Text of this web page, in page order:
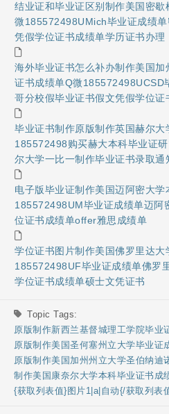
结业证和毕业证区别制作美国密
微185572498UMich毕业证成绩
凭假学位证书成绩单学历证书办理
海外毕业证书怎么补办制作美国
证书成绩单Q微185572498UCSD
哥分校假毕业证书假文凭假学位证
毕业证书制作原版制作英国赫尔大
185572498购买赫大本科毕业证
尔大学一比一制作毕业证书录取通
电子版毕业证制作美国迈阿密大
185572498UM毕业证成绩单迈阿
位证书成绩单offer雅思成绩单
学位证书图片制作美国佛罗里达
185572498UF毕业证成绩单佛罗
学位证书成绩单硕士文凭证书
Topic Tags:
原版制作新西兰基督城理工学院毕业
原版制作美国圣何塞州立大学毕业证
原版制作美国加州州立大学圣伯纳迪
制作美国康奈尔大学本科毕业证书成
{获取列表值}图片1|a|自动{/获取列表